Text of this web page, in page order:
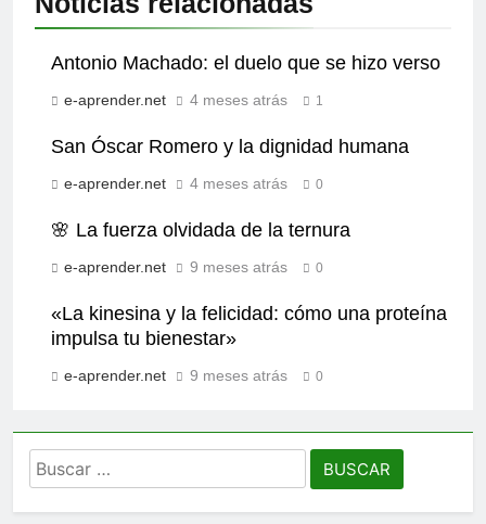
Antonio Machado: el duelo que se hizo verso
e-aprender.net 4 meses atrás 1
San Óscar Romero y la dignidad humana
e-aprender.net 4 meses atrás 0
🌸 La fuerza olvidada de la ternura
e-aprender.net 9 meses atrás 0
«La kinesina y la felicidad: cómo una proteína
impulsa tu bienestar»
e-aprender.net 9 meses atrás 0
Buscar: